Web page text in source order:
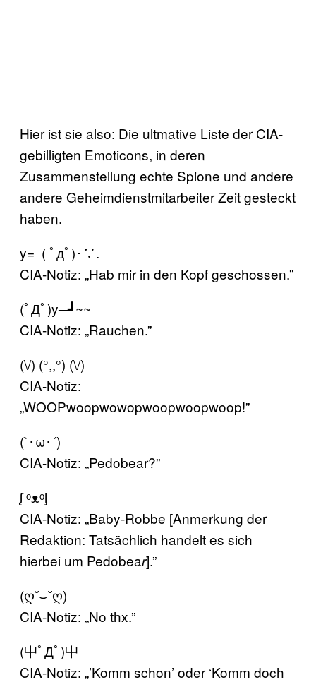
Hier ist sie also: Die ultmative Liste der CIA-
gebilligten Emoticons, in deren
Zusammenstellung echte Spione und andere
andere Geheimdienstmitarbeiter Zeit gesteckt
haben.
y=ｰ( ﾟдﾟ)･∵.
CIA-Notiz: „Hab mir in den Kopf geschossen.”
(ﾟДﾟ)y─┛~~
CIA-Notiz: „Rauchen.”
(\/) (°,,°) (\/)
CIA-Notiz:
„WOOPwoopwowopwoopwoopwoop!”
(`･ω･´)
CIA-Notiz: „Pedobear?”
ᶘ ᵒᴥᵒᶅ
CIA-Notiz: „Baby-Robbe [Anmerkung der
Redaktion: Tatsächlich handelt es sich
hierbei um Pedobear].”
(ღ˘⌣˘ღ)
CIA-Notiz: „No thx.”
(屮ﾟДﾟ)屮
CIA-Notiz: „’Komm schon’ oder ‘Komm doch